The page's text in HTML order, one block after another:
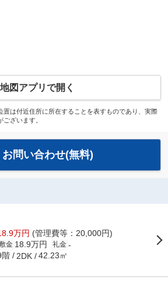
地図アプリで開く
は付近住所に所在することを表すものであり、実際
ざいます。
お問い合わせ(無料)
万円 (管理費等：20,000円)
金 18.9万円 礼金 -
階 2DK 42.23㎡